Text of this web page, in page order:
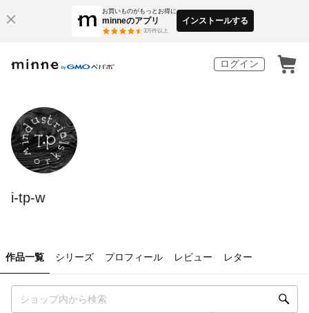
お買いものがもっとお得に
minneのアプリ
3万件以上
インストールする
ログイン
i-tp-w
作品一覧 シリーズ プロフィール レビュー レター